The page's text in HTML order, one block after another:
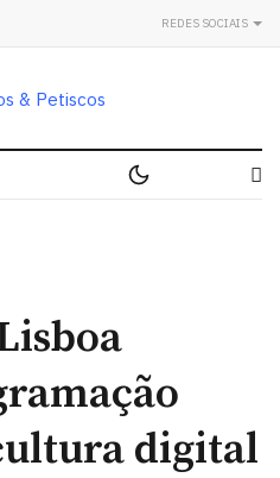
REDES SOCIAIS
digital